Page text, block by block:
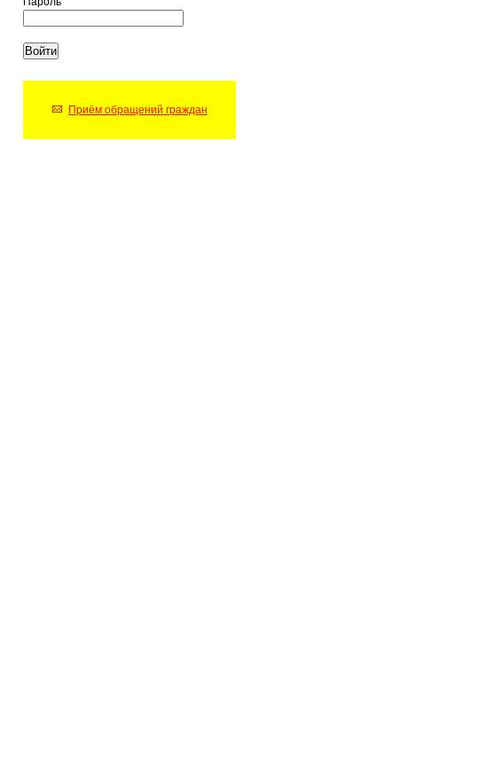
Приём обращений граждан